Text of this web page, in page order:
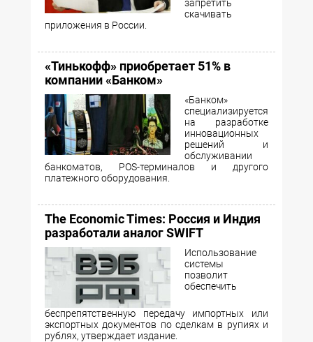
запретить
скачивать
приложения в России.
«Тинькофф» приобретает 51% в
компании «Банком»
«Банком»
специализируется
на разработке
инновационных
решений и
обслуживании
банкоматов, POS-терминалов и другого
платежного оборудования.
The Economic Times: Россия и Индия
разработали аналог SWIFT
Использование
системы
позволит
обеспечить
беспрепятственную передачу импортных или
экспортных документов по сделкам в рупиях и
рублях, утверждает издание.